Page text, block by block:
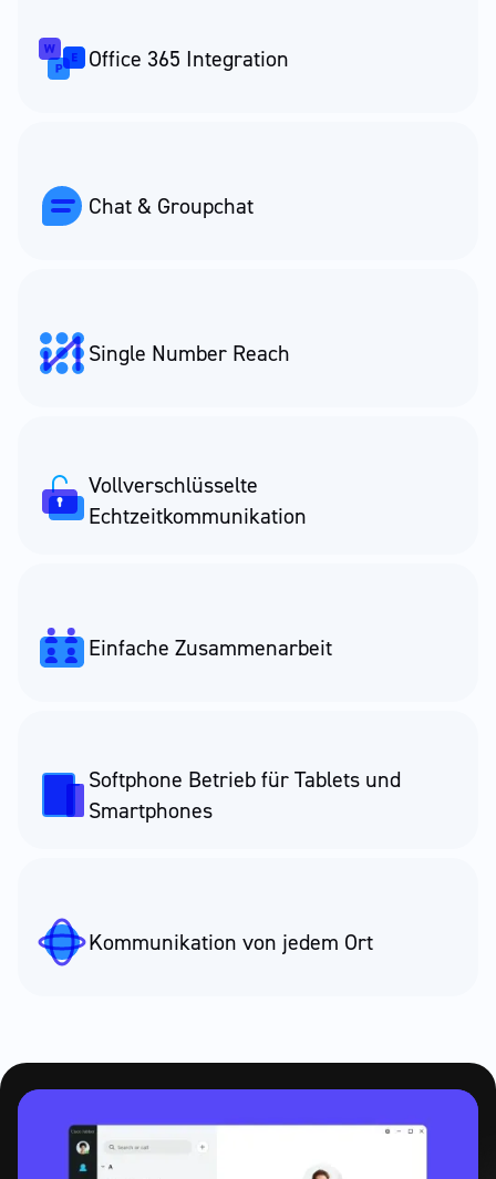
Office 365 Integration
Chat & Groupchat
Single Number Reach
Vollverschlüsselte
Echtzeitkommunikation
Einfache Zusammenarbeit
Softphone Betrieb für Tablets und
Smartphones
Kommunikation von jedem Ort